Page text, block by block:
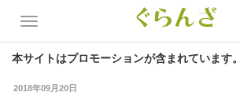
本サイトはプロモーションが含まれています。
2018年09月20日